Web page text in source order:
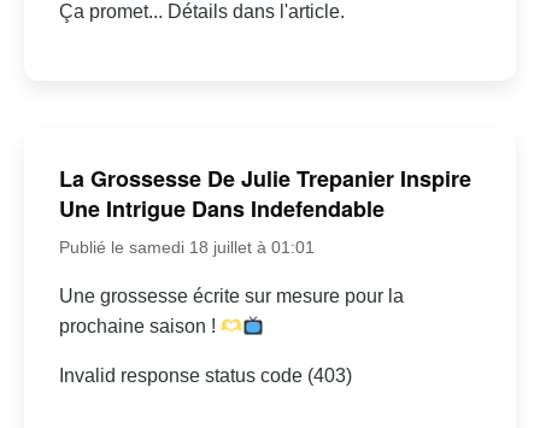
Ça promet... Détails dans l'article.
La Grossesse De Julie Trepanier Inspire
Une Intrigue Dans Indefendable
Publié le samedi 18 juillet à 01:01
Une grossesse écrite sur mesure pour la
prochaine saison !
Invalid response status code (403)